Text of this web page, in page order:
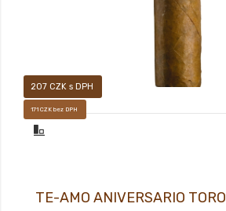
207 CZK s DPH
171 CZK bez DPH
TE-AMO ANIVERSARIO TORO